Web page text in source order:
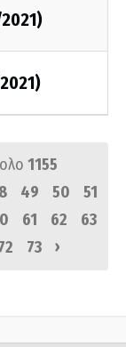
1155
49 50
51
61 62
63
73 ›